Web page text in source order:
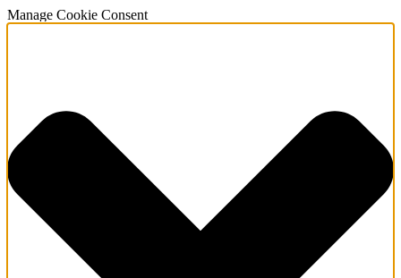
Manage Cookie Consent